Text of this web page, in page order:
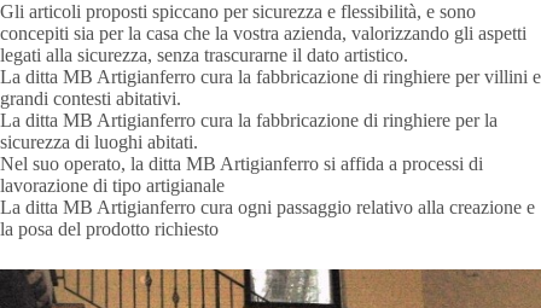
Gli articoli proposti spiccano per sicurezza e flessibilità, e sono
concepiti sia per la casa che la vostra azienda, valorizzando gli aspetti
legati alla sicurezza, senza trascurarne il dato artistico.
La ditta MB Artigianferro cura la fabbricazione di ringhiere per villini e
grandi contesti abitativi.
La ditta MB Artigianferro cura la fabbricazione di ringhiere per la
sicurezza di luoghi abitati.
Nel suo operato, la ditta MB Artigianferro si affida a processi di
lavorazione di tipo artigianale
La ditta MB Artigianferro cura ogni passaggio relativo alla creazione e
la posa del prodotto richiesto